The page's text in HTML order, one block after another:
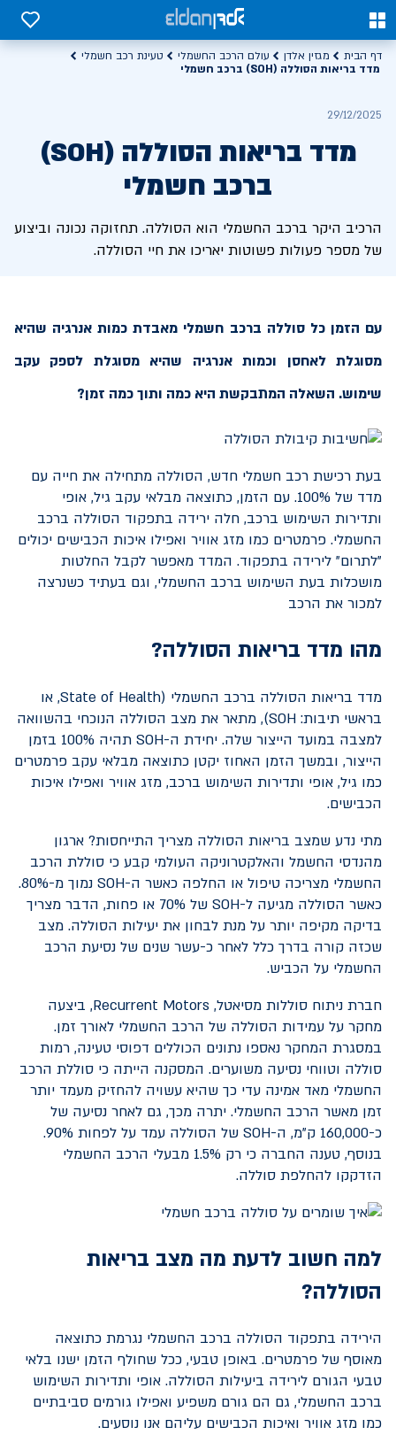
0
0
דף הבית מגזין אלדן עולם הרכב החשמלי
טעינת רכב חשמלי
מדד בריאות הסוללה (SOH) ברכב חשמלי
29/12/2025
מדד בריאות הסוללה (SOH)
ברכב חשמלי
הרכיב היקר ברכב החשמלי הוא הסוללה. תחזוקה נכונה וביצוע
של מספר פעולות פשוטות יאריכו את חיי הסוללה.
עם הזמן כל סוללה ברכב חשמלי מאבדת כמות אנרגיה שהיא
מסוגלת לאחסן וכמות אנרגיה שהיא מסוגלת לספק עקב
שימוש. השאלה המתבקשת היא כמה ותוך כמה זמן?
בעת רכישת רכב חשמלי חדש, הסוללה מתחילה את חייה עם
מדד של 100%. עם הזמן, כתוצאה מבלאי עקב גיל, אופי
ותדירות השימוש ברכב, חלה ירידה בתפקוד הסוללה ברכב
החשמלי. פרמטרים כמו מזג אוויר ואפילו איכות הכבישים יכולים
"לתרום" לירידה בתפקוד. המדד מאפשר לקבל החלטות
מושכלות בעת השימוש ברכב החשמלי, וגם בעתיד כשנרצה
למכור את הרכב
מהו מדד בריאות הסוללה?
מדד בריאות הסוללה ברכב החשמלי (State of Health, או
בראשי תיבות: SOH), מתאר את מצב הסוללה הנוכחי בהשוואה
למצבה במועד הייצור שלה. יחידת ה-SOH
תהיה 100% בזמן
הייצור, ובמשך הזמן האחוז יקטן כתוצאה מבלאי עקב פרמטרים
כמו גיל, אופי ותדירות השימוש ברכב, מזג אוויר ואפילו איכות
הכבישים.
מתי נדע שמצב בריאות הסוללה מצריך התייחסות? ארגון
מהנדסי החשמל והאלקטרוניקה העולמי קבע כי סוללת הרכב
החשמלי מצריכה טיפול או החלפה כאשר ה-SOH
נמוך מ-80%.
כאשר הסוללה מגיעה ל-SOH
של 70% או פחות, הדבר מצריך
בדיקה מקיפה יותר על מנת לבחון את יעילות הסוללה. מצב
שכזה קורה בדרך כלל לאחר כ-עשר שנים של נסיעת הרכב
החשמלי על הכביש.
חברת ניתוח סוללות מסיאטל, Recurrent Motors, ביצעה
מחקר על עמידות הסוללה של הרכב החשמלי לאורך זמן.
במסגרת המחקר נאספו נתונים הכוללים דפוסי טעינה, רמות
סוללה וטווחי נסיעה משוערים. המסקנה הייתה כי סוללת הרכב
החשמלי מאד אמינה עדי כך שהיא עשויה להחזיק מעמד יותר
זמן מאשר הרכב החשמלי. יתרה מכך, גם לאחר נסיעה של
כ-160,000 ק”מ, ה-
SOH
של הסוללה עמד על לפחות 90%.
בנוסף, טענה החברה כי רק 1.5% מבעלי הרכב החשמלי
הזדקקו להחלפת סוללה.
למה חשוב לדעת מה מצב בריאות
הסוללה?
הירידה בתפקוד הסוללה ברכב החשמלי נגרמת כתוצאה
מאוסף של פרמטרים. באופן טבעי, ככל שחולף הזמן ישנו בלאי
טבעי הגורם לירידה ביעילות הסוללה. אופי ותדירות השימוש
ברכב החשמלי, גם הם גורם משפיע ואפילו גורמים סביבתיים
כמו מזג אוויר ואיכות הכבישים עליהם אנו נוסעים.